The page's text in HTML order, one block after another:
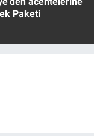
Paketi